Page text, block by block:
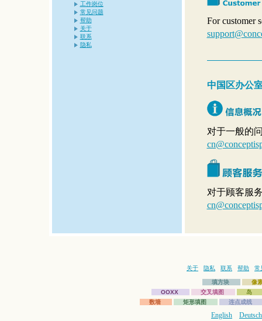
工作岗位
常见问题
帮助
关于
联系
隐私
For customer
中国区办公
对于一般的
对于顾客服
关于 隐私 联系 帮助 常
填方块
像
OOXX
交叉填图
岛
数墙
矩形填图 连点成线
English Deutsch